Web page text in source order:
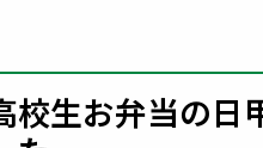
校生お弁当の